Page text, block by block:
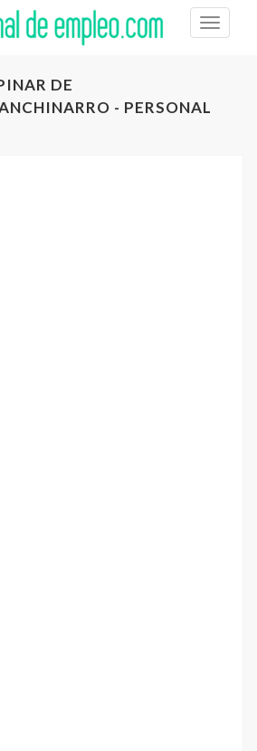
Toggle
DE
- PERSONAL